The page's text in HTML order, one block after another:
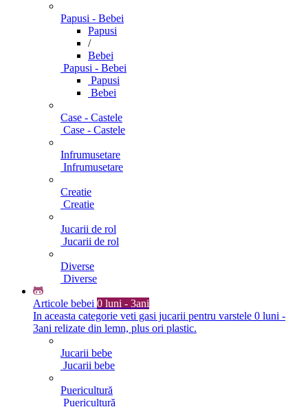
Papusi - Bebei
Papusi
/
Bebei
Papusi - Bebei
Papusi
Bebei
Case - Castele
Case - Castele
Infrumusetare
Infrumusetare
Creatie
Creatie
Jucarii de rol
Jucarii de rol
Diverse
Diverse
Articole bebei 0 luni - 3ani
In aceasta categorie veti gasi jucarii pentru varstele 0 luni -
3ani relizate din lemn, plus ori plastic.
Jucarii bebe
Jucarii bebe
Puericultură
Puericultură